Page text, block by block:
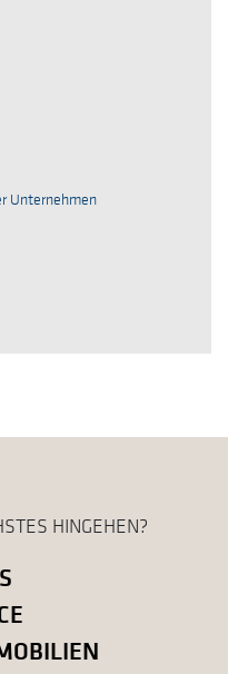
Unternehmen
HINGEHEN?